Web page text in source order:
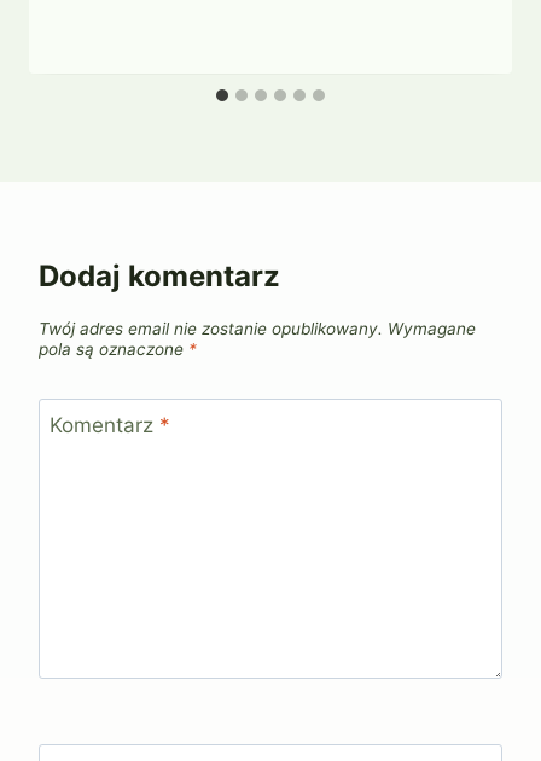
Dodaj komentarz
Twój adres email nie zostanie opublikowany. Wymagane
pola są oznaczone *
Komentarz *